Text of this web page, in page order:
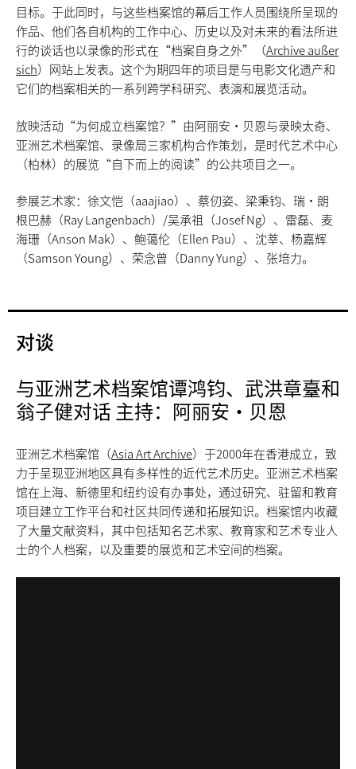
目标。于此同时，与这些档案馆的幕后工作人员围绕所呈现的
作品、他们各自机构的工作中心、历史以及对未来的看法所进
行的谈话也以录像的形式在“档案自身之外”（Archive außer
sich）网站上发表。这个为期四年的项目是与电影文化遗产和
它们的档案相关的一系列跨学科研究、表演和展览活动。
放映活动“为何成立档案馆？”由阿丽安·贝恩与录映太奇、
亚洲艺术档案馆、录像局三家机构合作策划，是时代艺术中心
（柏林）的展览“自下而上的阅读”的公共项目之一。
参展艺术家：徐文恺（aaajiao）、蔡仞姿、梁秉钧、瑞·朗
根巴赫（Ray Langenbach）/吴承祖（Josef Ng）、雷磊、麦
海珊（Anson Mak）、鲍蔼伦（Ellen Pau）、沈莘、杨嘉辉
（Samson Young）、荣念曾（Danny Yung）、张培力。
对谈
与亚洲艺术档案馆谭鸿钧、武洪章臺和
翁子健对话 主持：阿丽安·贝恩
亚洲艺术档案馆（Asia Art Archive）于2000年在香港成立，致
力于呈现亚洲地区具有多样性的近代艺术历史。亚洲艺术档案
馆在上海、新德里和纽约设有办事处，通过研究、驻留和教育
项目建立工作平台和社区共同传递和拓展知识。档案馆内收藏
了大量文献资料，其中包括知名艺术家、教育家和艺术专业人
士的个人档案，以及重要的展览和艺术空间的档案。